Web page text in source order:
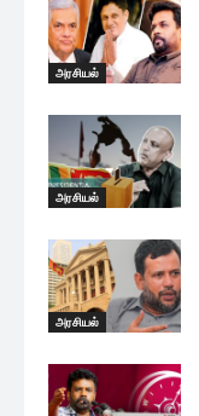
அரசியல்
அரசியல்
அரசியல்